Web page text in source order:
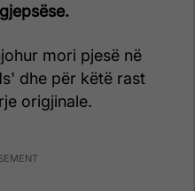
mori pjesë në
dhe për këtë rast
origjinale.